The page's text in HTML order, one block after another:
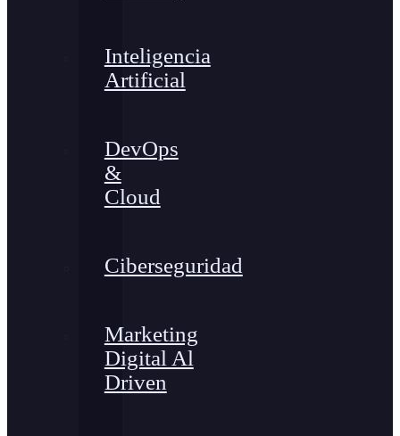
Inteligencia
Artificial
DevOps
&
Cloud
Ciberseguridad
Marketing
Digital Al
Driven